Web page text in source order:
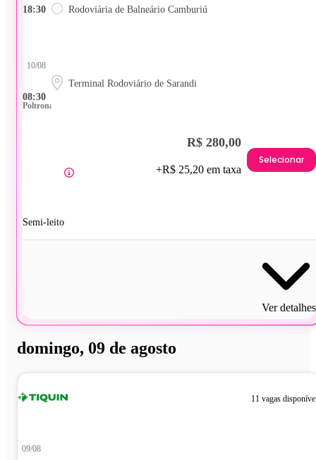
18:30 Rodoviária de Balneário Camburiú
08:30
10/08
Terminal Rodoviário de Sarandi
Poltrona
Semi-leito
R$ 280,00
+R$ 25,20 em taxa
Selecionar
Ver detalhes
domingo, 09 de agosto
11 vagas
09/08